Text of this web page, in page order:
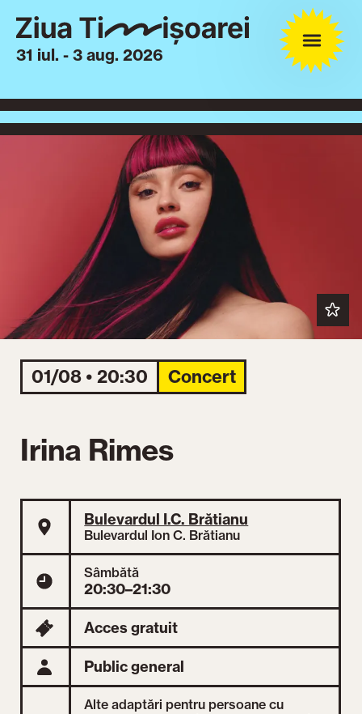
31 iul. - 3 aug. 2026
01/08 • 20:30 Concert
Irina Rimes
Bulevardul I.C. Brătianu
Bulevardul Ion C. Brătianu
Sâmbătă
20:30–21:30
Acces gratuit
Public general
Alte adaptări pentru persoane cu